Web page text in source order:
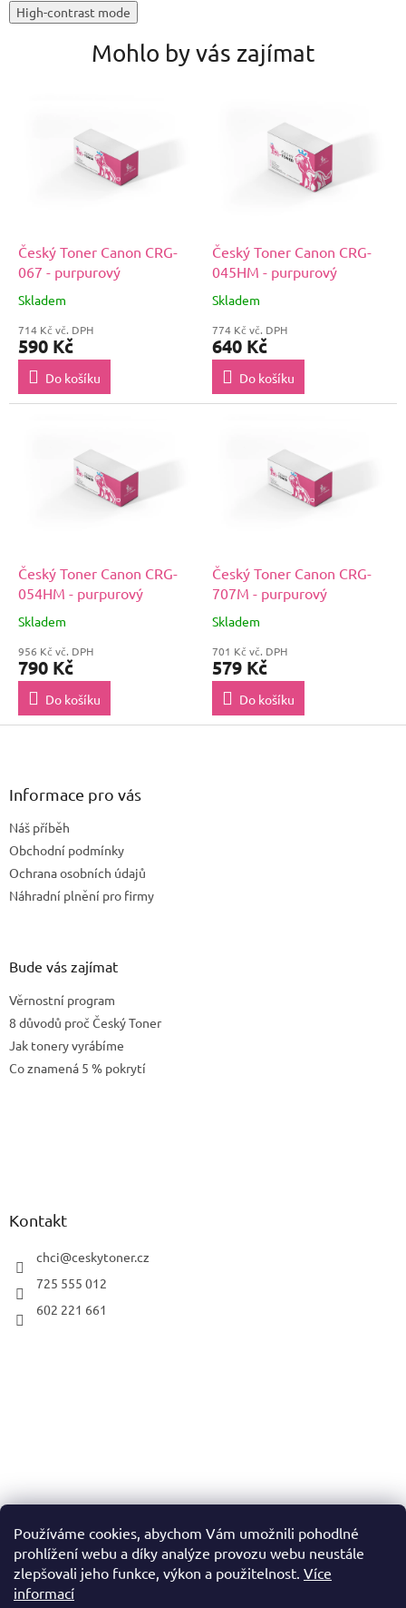
Používáme cookies, abychom Vám umožnili pohodlné
prohlížení webu a díky analýze provozu webu neustále
zlepšovali jeho funkce, výkon a použitelnost. Více
informací
High-contrast mode
Mohlo by vás zajímat
Český Toner Canon CRG-
067 - purpurový
Skladem
714 Kč vč. DPH
590 Kč
Do košíku
Český Toner Canon CRG-
045HM - purpurový
Skladem
774 Kč vč. DPH
640 Kč
Do košíku
Český Toner Canon CRG-
054HM - purpurový
Skladem
956 Kč vč. DPH
790 Kč
Do košíku
Český Toner Canon CRG-
707M - purpurový
Skladem
701 Kč vč. DPH
579 Kč
Do košíku
Z
Informace pro vás
Náš příběh
Obchodní podmínky
Ochrana osobních údajů
Náhradní plnění pro firmy
Bude vás zajímat
Věrnostní program
8 důvodů proč Český Toner
Jak tonery vyrábíme
Co znamená 5 % pokrytí
Kontakt
chci@ceskytoner.cz
725 555 012
602 221 661